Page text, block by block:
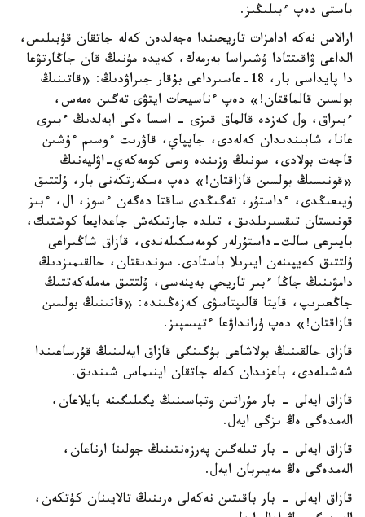
باستى دەپ ءبىلىڭىز.
ارالاس نەكە ادامزات تاريحىندا ەجەلدەن كەلە جاتقان قۇبىلىس،
الداعى ۋاقىتتادا ۇشىراسا بەرمەك، كەيدە مۇنىڭ قان جاڭارتۋعا
دا پايداسى بار، 18-عاسىرداعى بۇقار جىراۋدىڭ: «قاتىنىڭ
بولسىن قالماقتان!» دەپ ءناسيحات ايتۋى تەگىن ەمەس،
ءبىراق، ول كەزدە قالماق قىزى - اسسا ەكى ايەلدىڭ ءبىرى
عانا، شابىندىدان كەلەدى، جاپپاي، قاۋرىت ءوسىم ءۇشىن
قاجەت بولادى، سونىڭ وزىندە وسى كومەكەي-اۋليەنىڭ
«قونىسىڭ بولسىن قازاقتان!» دەپ ەسكەرتكەنى بار، ۇلتتىق
ۇيىعىڭدى، ءداستۇر، تەگىڭدى ساقتا دەگەن ءسوز، ال، ءبىز
قونىستان تىقسىرىلدىق، تىلدە جارتىكەش جاعدايعا كوشتىك،
بايىرعى سالت-داستۇرلەر كومەسكىلەندى، قازاق شاڭىراعى
ۇلتتىق كەيپىنەن ايىرىلا باستادى. سوندىقتان، حالقىمىزدىڭ
دامۋىنىڭ جاڭا ءبىر تاريحي بەينەسى، ۇلتتىق مەملەكەتتىڭ
جاڭعىرىپ، قايتا قالىپتاسۋى كەزەڭىندە: «قاتىنىڭ بولسىن
قازاقتان!» دەپ ۇرانداۋعا ءتيىسپىز.
قازاق حالقىنىڭ بولاشاعى بۇگىنگى قازاق ايەلىنىڭ قۇرساعىندا
شەشىلەدى، باعزىدان كەلە جاتقان اينىماس شىندىق.
قازاق ايەلى - بار مۇراتىن وتباسىنىڭ يگىلىگىنە بايلاعان،
الەمدەگى ەڭ ىزگى ايەل.
قازاق ايەلى - بار تىلەگىن پەرزەنتىنىڭ جولىنا ارناعان،
الەمدەگى ەڭ مەيىربان ايەل.
قازاق ايەلى - بار باقىتىن نەكەلى ەرىنىڭ تالايىنان كۇتكەن،